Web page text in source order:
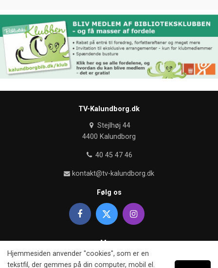
TV-Kalundborg.dk
Stejlhøj 44
4400 Kalundborg
40 45 47 46
kontakt@tv-kalundborg.dk
Følg os
Mere
Om TV kalundborg
Hjemmesiden anvender "cookies", som er en
tekstfil, der gemmes på din computer, mobil el.